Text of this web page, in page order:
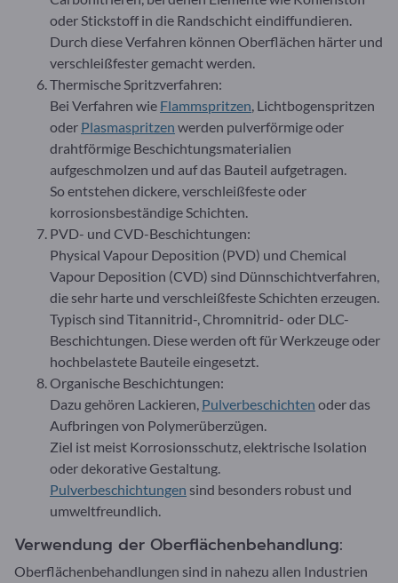
oder Stickstoff in die Randschicht eindiffundieren.
Durch diese Verfahren können Oberflächen härter und
verschleißfester gemacht werden.
Thermische Spritzverfahren:
Bei Verfahren wie Flammspritzen, Lichtbogenspritzen
oder Plasmaspritzen werden pulverförmige oder
drahtförmige Beschichtungsmaterialien
aufgeschmolzen und auf das Bauteil aufgetragen.
So entstehen dickere, verschleißfeste oder
korrosionsbeständige Schichten.
PVD- und CVD-Beschichtungen:
Physical Vapour Deposition (PVD) und Chemical
Vapour Deposition (CVD) sind Dünnschichtverfahren,
die sehr harte und verschleißfeste Schichten erzeugen.
Typisch sind Titannitrid-, Chromnitrid- oder DLC-
Beschichtungen. Diese werden oft für Werkzeuge oder
hochbelastete Bauteile eingesetzt.
Organische Beschichtungen:
Dazu gehören Lackieren, Pulverbeschichten oder das
Aufbringen von Polymerüberzügen.
Ziel ist meist Korrosionsschutz, elektrische Isolation
oder dekorative Gestaltung.
Pulverbeschichtungen sind besonders robust und
umweltfreundlich.
Verwendung der Oberflächenbehandlung:
Oberflächenbehandlungen sind in nahezu allen Industrien